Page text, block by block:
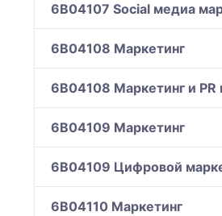
6B04107 Social медиа
6B04108 Маркетинг
6B04108 Маркетинг и
6B04109 Маркетинг
6B04109 Цифровой
6B04110 Маркетинг